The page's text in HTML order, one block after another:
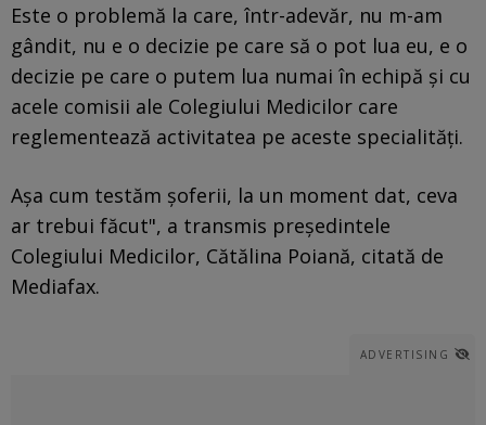
Este o problemă la care, într-adevăr, nu m-am
gândit, nu e o decizie pe care să o pot lua eu, e o
decizie pe care o putem lua numai în echipă și cu
acele comisii ale Colegiului Medicilor care
reglementează activitatea pe aceste specialități.
Așa cum testăm șoferii, la un moment dat, ceva
ar trebui făcut", a transmis președintele
Colegiului Medicilor, Cătălina Poiană, citată de
Mediafax.
ADVERTISING